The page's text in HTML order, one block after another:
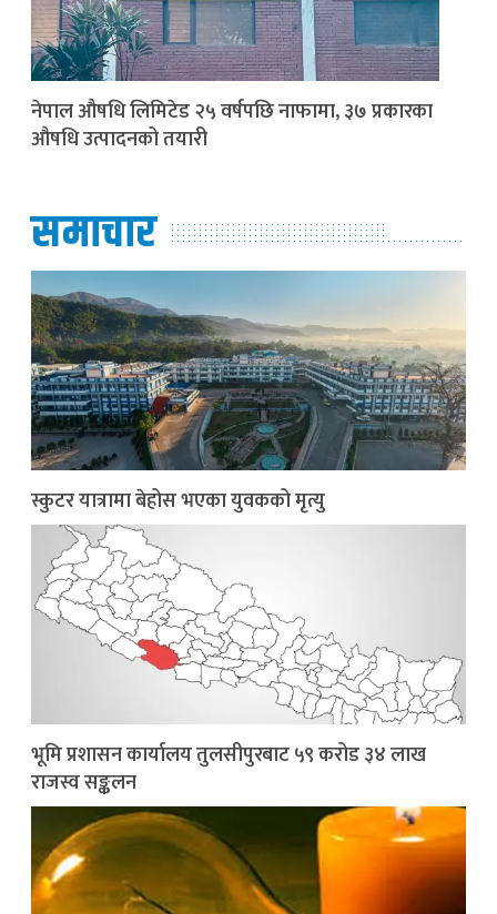
नेपाल औषधि लिमिटेड २५ वर्षपछि नाफामा, ३७ प्रकारका
औषधि उत्पादनको तयारी
समाचार
स्कुटर यात्रामा बेहोस भएका युवकको मृत्यु
भूमि प्रशासन कार्यालय तुलसीपुरबाट ५९ करोड ३४ लाख
राजस्व सङ्कलन